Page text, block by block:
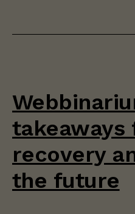
takeaways
recovery
the future